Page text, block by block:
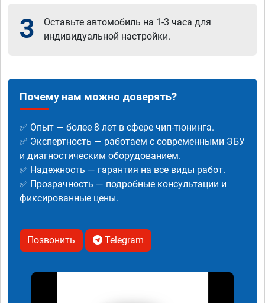
3
Оставьте автомобиль на 1-3 часа для
индивидуальной настройки.
Почему нам можно доверять?
✅ Опыт — более 8 лет в сфере чип-тюнинга.
✅ Экспертность — работаем с современными ЭБУ
и диагностическим оборудованием.
✅ Надежность — гарантия на все виды работ.
✅ Прозрачность — подробные консультации и
фиксированные цены.
Позвонить Telegram